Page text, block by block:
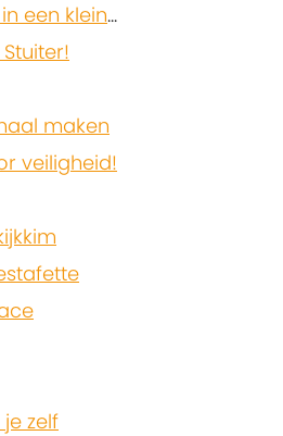
een klein...
maken
veiligheid!
zelf